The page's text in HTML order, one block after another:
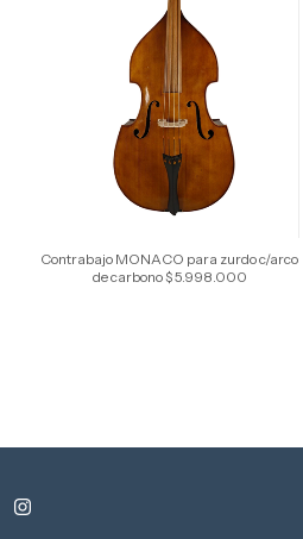
Contrabajo MONACO para zurdo c/arco
de carbono $ 5.998.000